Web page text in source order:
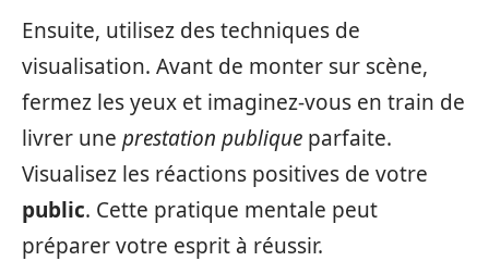
Ensuite, utilisez des techniques de
visualisation. Avant de monter sur scène,
fermez les yeux et imaginez-vous en train de
livrer une prestation publique parfaite.
Visualisez les réactions positives de votre
public. Cette pratique mentale peut
préparer votre esprit à réussir.